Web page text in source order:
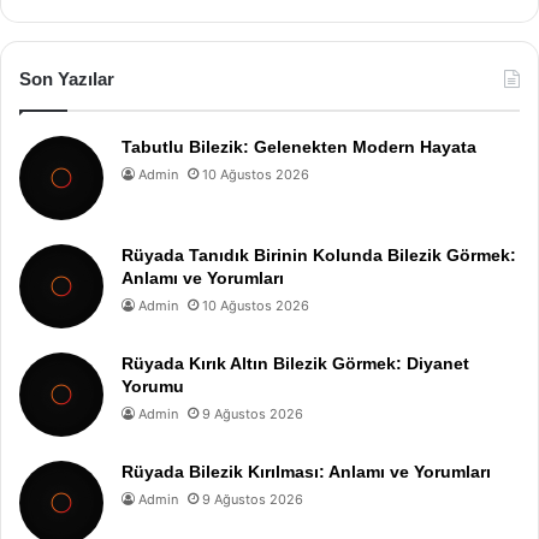
Son Yazılar
Tabutlu Bilezik: Gelenekten Modern Hayata
Admin 10 Ağustos 2026
Rüyada Tanıdık Birinin Kolunda Bilezik Görmek:
Anlamı ve Yorumları
Admin 10 Ağustos 2026
Rüyada Kırık Altın Bilezik Görmek: Diyanet
Yorumu
Admin 9 Ağustos 2026
Rüyada Bilezik Kırılması: Anlamı ve Yorumları
Admin 9 Ağustos 2026